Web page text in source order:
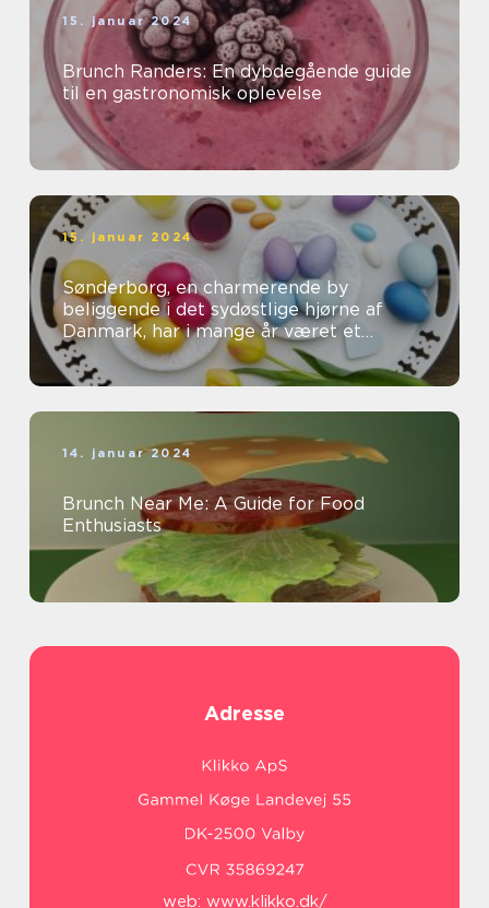
15. januar 2024
Brunch Randers: En dybdegående guide
til en gastronomisk oplevelse
15. januar 2024
Sønderborg, en charmerende by
beliggende i det sydøstlige hjørne af
Danmark, har i mange år været et
populært rejsemål for både
eventyrrejsende og bac...
14. januar 2024
Brunch Near Me: A Guide for Food
Enthusiasts
Adresse
web: www.klikko.dk/